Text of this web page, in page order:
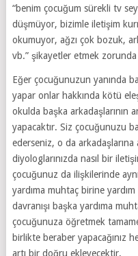
“benim çocuğum sürekli tv
düşmüyor, bizimle iletişim
okumuyor, ağzı çok bozuk,
vb.” şikayetler etmek zorunda
Eğer çocuğunuzun yanında
yapar onlar hakkında kötü
okulda başka arkadaşlarının
yapacaktır. Siz çocuğunuzu
ederseniz, o da arkadaşlarına
diyologlarınızda nasıl bir
çocuğunuz da ilişkilerinde
yardıma muhtaç birine
davranışı başka yardıma
çocuğunuza öğretmek
birlikte beraber yapacağınız
artı bir doğru ekleyecektir.